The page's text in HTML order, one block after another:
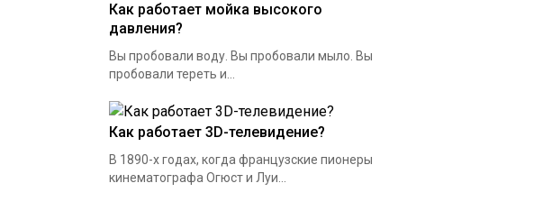
Как работает мойка высокого
давления?
Вы пробовали воду. Вы пробовали мыло. Вы
пробовали тереть и...
Как работает 3D-телевидение?
В 1890-х годах, когда французские пионеры
кинематографа Огюст и Луи...